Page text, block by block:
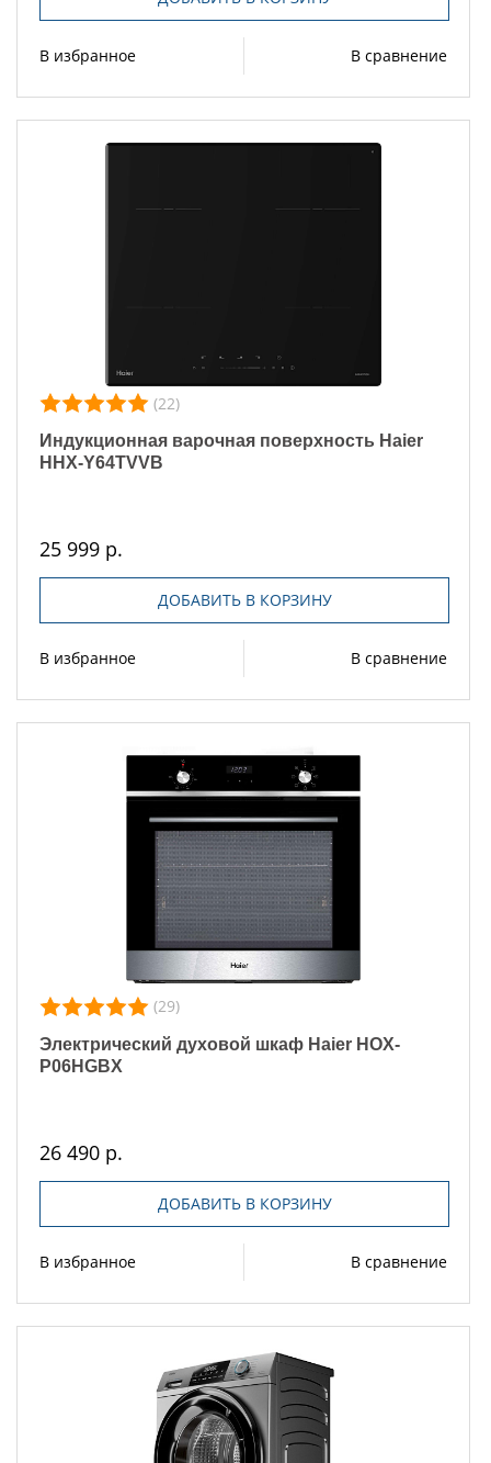
В избранное В сравнение
(22)
Индукционная варочная поверхность Haier
HHX-Y64TVVB
25 999 р.
ДОБАВИТЬ В КОРЗИНУ
В избранное В сравнение
(29)
Электрический духовой шкаф Haier HOX-
P06HGBX
26 490 р.
ДОБАВИТЬ В КОРЗИНУ
В избранное В сравнение